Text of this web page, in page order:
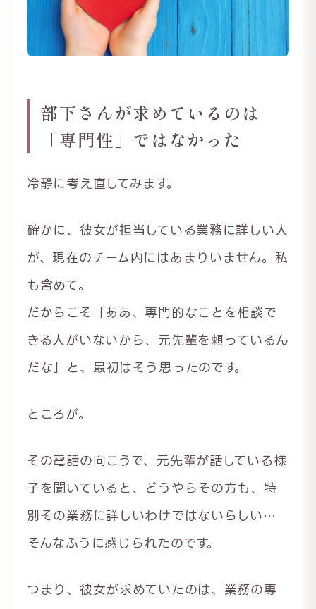
部下さんが求めているのは
「専門性」ではなかった
冷静に考え直してみます。
確かに、彼女が担当している業務に詳しい人
が、現在のチーム内にはあまりいません。私
も含めて。
だからこそ「ああ、専門的なことを相談で
きる人がいないから、元先輩を頼っているん
だな」と、最初はそう思ったのです。
ところが。
その電話の向こうで、元先輩が話している様
子を聞いていると、どうやらその方も、特
別その業務に詳しいわけではないらしい…
そんなふうに感じられたのです。
つまり、彼女が求めていたのは、業務の専